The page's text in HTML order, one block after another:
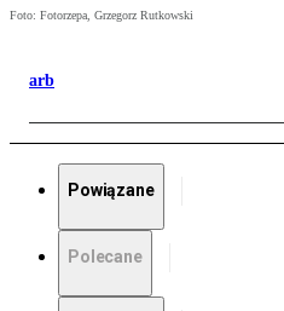
Foto: Fotorzepa, Grzegorz Rutkowski
arb
Powiązane
Polecane